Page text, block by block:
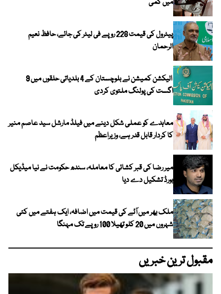
میں کمی
پیٹرول کی قیمت 228 روپے فی لیٹر کی جائے، حافظ نعیم
الرحمان
الیکشن کمیشن نے بلوچستان کے 4 بلدیاتی حلقوں میں 9
اگست کی پولنگ ملتوی کردی
معاہدے کو عملی شکل دینے میں فیلڈ مارشل سید عاصم منیر
کا کردار قابل قدر ہے، وزیراعظم
میر رضا کی قبر کشائی کا معاملہ، سندھ حکومت نے نیا میڈیکل
بورڈ تشکیل دے دیا
ملک بھر میں آٹے کی قیمت میں اضافہ، ایک ہفتے میں کئی
شہروں میں 20 کلو تھیلا 100 روپے تک مہنگا
مقبول ترین خبریں